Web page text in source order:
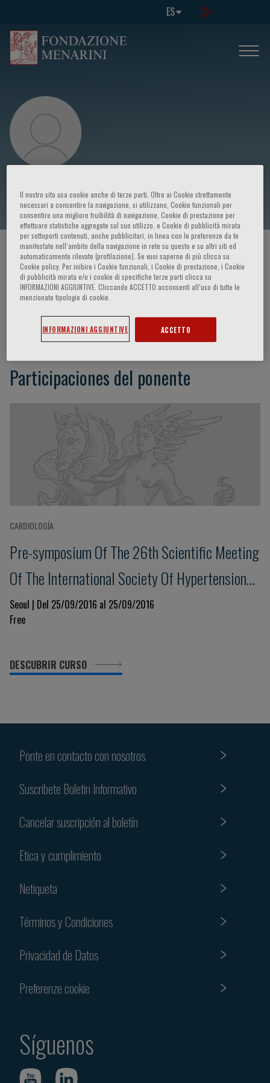
ES
Jeong Bae Park
HOME PAGE / CURSOS Y EVENTOS / ORADOR
Jeong Bae Park
Participaciones del ponente
CARDIOLOGÍA
Pre-symposium Of The 26th Scientific Meeting
Of The International Society Of Hypertension
Hypertension Seoul 2016 - Hypertension In The
Context Of Cardiovascular Risk
Seoul | Del 25/09/2016 al 25/09/2016
Free
DESCUBRIR CURSO
Ponte en contacto con nosotros
Suscribete Boletin Informativo
Cancelar suscripción al boletín
Etica y cumplimiento
Netiqueta
Términos y Condiciones
Privacidad de Datos
Preferenze cookie
Síguenos
Il nostro sito usa cookie anche di terze parti. Oltre ai Cookie strettamente
necessari a consentire la navigazione, si utilizzano, Cookie funzionali per
consentire una migliore fruibilità di navigazione, Cookie di prestazione per
effettuare statistiche aggregate sul suo utilizzo, e Cookie di pubblicità mirata
per sottoporti contenuti, anche pubblicitari, in linea con le preferenze da te
manifestate nell‘ambito della navigazione in rete su questo e su altri siti ed
automaticamente rilevate (profilazione). Se vuoi saperne di più clicca su
Cookie policy. Per inibire i Cookie funzionali, i Cookie di prestazione, i Cookie
di pubblicità mirata e/o i cookie di specifiche terze parti clicca su
INFORMAZIONI AGGIUNTIVE. Cliccando ACCETTO acconsenti all’uso di tutte le
menzionate tipologie di cookie.
INFORMAZIONI AGGIUNTIVE ACCETTO